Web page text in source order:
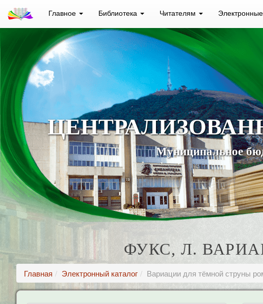
Главное Библиотека Читателям
Муниципальное
ФУКС, Л.
Главная Электронный каталог Вариации для тёмной струны